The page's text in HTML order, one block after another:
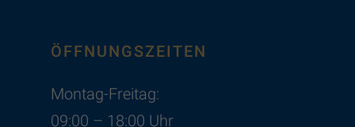
ÖFFNUNGSZEITEN
Montag-Freitag:
09:00 – 18:00 Uhr